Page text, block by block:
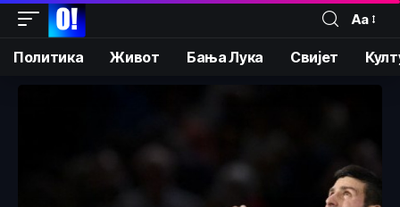
Аа
Политика Живот Бања Лука Свијет